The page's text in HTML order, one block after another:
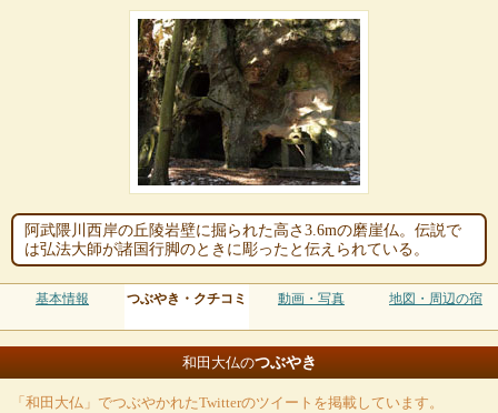
阿武隈川西岸の丘陵岩壁に掘られた高さ3.6mの磨崖仏。伝説で
は弘法大師が諸国行脚のときに彫ったと伝えられている。
基本情報 つぶやき・クチコミ 動画・写真 地図・周辺の宿
和田大仏のつぶやき
「和田大仏」でつぶやかれたTwitterのツイートを掲載しています。